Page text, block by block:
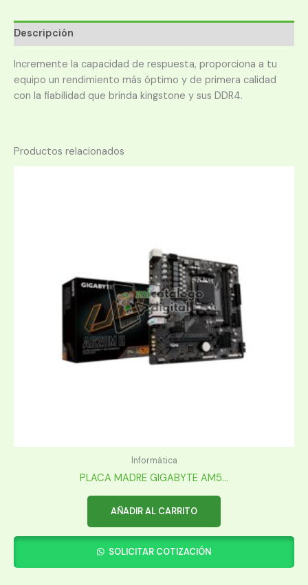
Descripción
Incremente la capacidad de respuesta, proporciona a tu
equipo un rendimiento más óptimo y de primera calidad
con la fiabilidad que brinda kingstone y sus DDR4.
Productos relacionados
Informática
PLACA MADRE GIGABYTE AM5...
AÑADIR AL CARRITO
SOLICITAR COTIZACIÓN